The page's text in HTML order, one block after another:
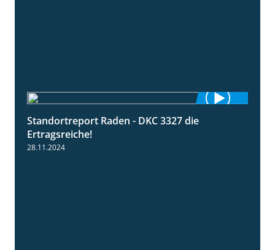
Standortreport Raden - DKC 3327 die
Ertragsreiche!
28.11.2024